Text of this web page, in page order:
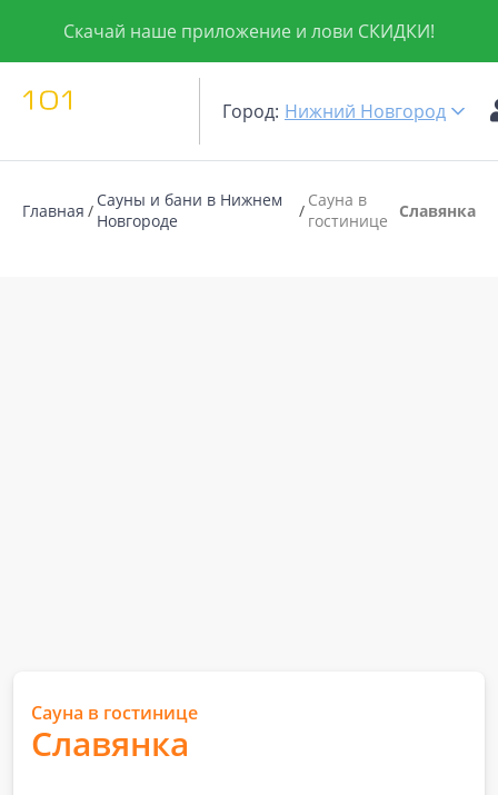
Скачай наше приложение и лови СКИДКИ!
Город: Нижний Новгород
Главная
Сауны и бани в Нижнем
Новгороде
Сауна в
гостинице
Славянка
Сауна в гостинице
Славянка